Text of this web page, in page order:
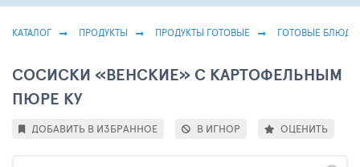
КАТАЛОГ ПРОДУКТЫ ПРОДУКТЫ ГОТОВЫЕ ГОТОВЫЕ БЛЮДА
СОСИСКИ «ВЕНСКИЕ» С КАРТОФЕЛЬНЫМ
ПЮРЕ КУ
ДОБАВИТЬ В ИЗБРАННОЕ В ИГНОР ОЦЕНИТЬ